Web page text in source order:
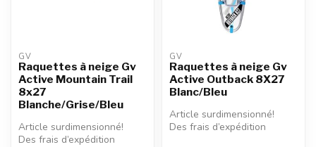
GV
Raquettes à neige Gv
Active Mountain Trail
8x27
Blanche/Grise/Bleu
Article surdimensionné!
Des frais d’expédition
GV
Raquettes à neige Gv
Active Outback 8X27
Blanc/Bleu
Article surdimensionné!
Des frais d’expédition